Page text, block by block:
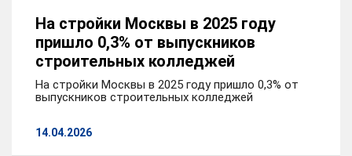
На стройки Москвы в 2025 году
пришло 0,3% от выпускников
строительных колледжей
На стройки Москвы в 2025 году пришло 0,3% от
выпускников строительных колледжей
14.04.2026